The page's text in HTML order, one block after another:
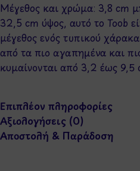
Μέγεθος και χρώμα: 3,8 cm
32,5 cm ύψος, αυτό το Toob
μέγεθος ενός τυπικού
από τα πιο αγαπημένα και
κυμαίνονται από 3,2 έως 9,5
Επιπλέον πληροφορίες
Αξιολογήσεις (0)
Αποστολή & Παράδοση